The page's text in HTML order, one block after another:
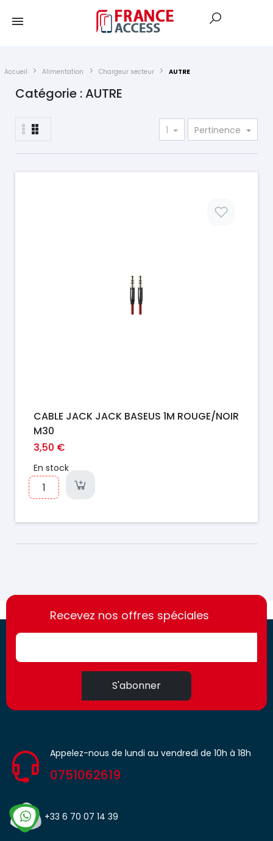
Accueil Alimentation Chargeur secteur AUTRE
Catégorie : AUTRE
1 Pertinence
CABLE JACK JACK BASEUS 1M ROUGE/NOIR
M30
3,50 €
En stock
https://france-
access.fr
https://france-
access.fr
Recevez nos offres spéciales
S'abonner
Appelez-nous de lundi au vendredi de 10h à 18h
0751062619
+33 6 70 07 14 39